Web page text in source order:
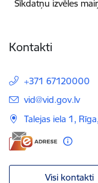
Sīkdatņu izvēles
Kontakti
+371 67120000
E-pasts:
vid@vid.gov.lv
Talejas iela 1,
Visi kontakti